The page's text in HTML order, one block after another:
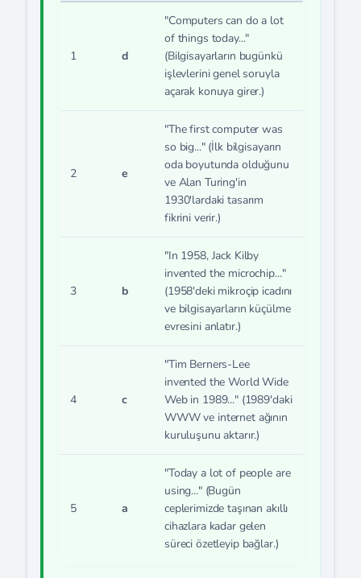
1 d
"Computers can do a lot
of things today..."
(Bilgisayarların bugünkü
işlevlerini genel soruyla
açarak konuya girer.)
2 e
"The first computer was
so big..." (İlk bilgisayarın
oda boyutunda olduğunu
ve Alan Turing'in
1930'lardaki tasarım
fikrini verir.)
3 b
"In 1958, Jack Kilby
invented the microchip..."
(1958'deki mikroçip icadını
ve bilgisayarların küçülme
evresini anlatır.)
4 c
"Tim Berners-Lee
invented the World Wide
Web in 1989..." (1989'daki
WWW ve internet ağının
kuruluşunu aktarır.)
5 a
"Today a lot of people are
using..." (Bugün
ceplerimizde taşınan akıllı
cihazlara kadar gelen
süreci özetleyip bağlar.)